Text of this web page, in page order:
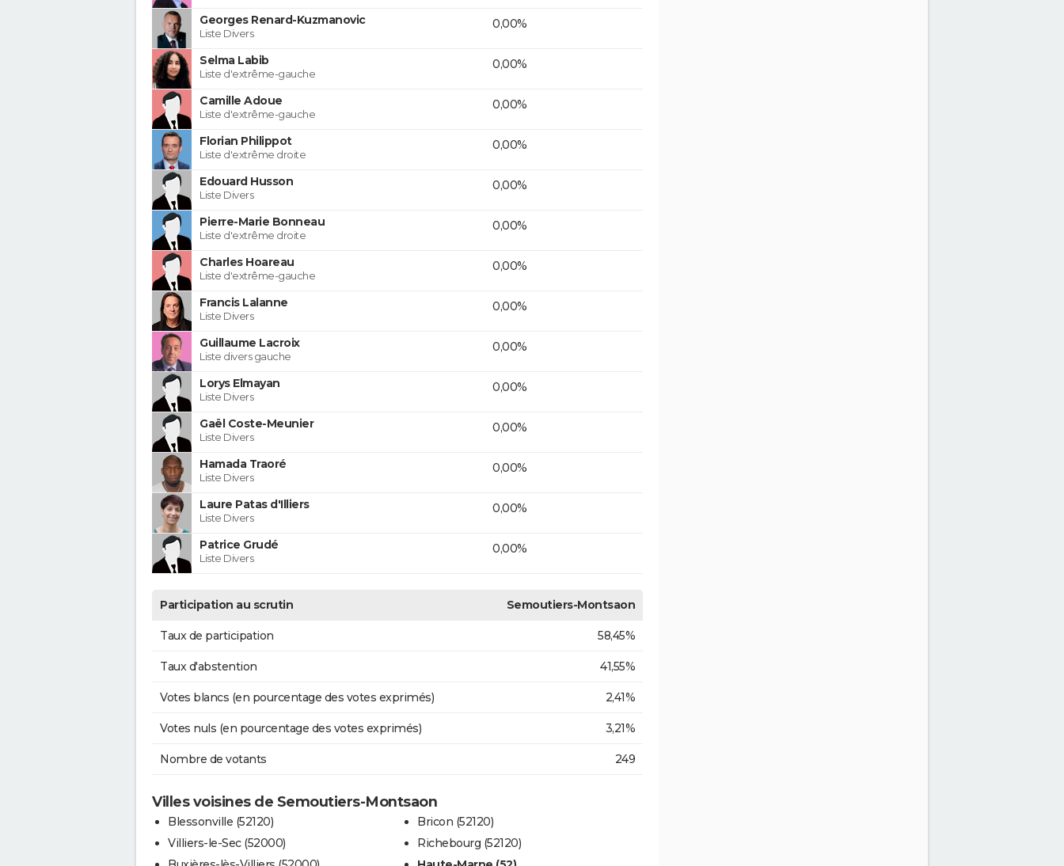
Georges Renard-Kuzmanovic
Liste Divers
0,00%
Selma Labib
Liste d'extrême-gauche
0,00%
Camille Adoue
Liste d'extrême-gauche
0,00%
Florian Philippot
Liste d'extrême droite
0,00%
Edouard Husson
Liste Divers
0,00%
Pierre-Marie Bonneau
Liste d'extrême droite
0,00%
Charles Hoareau
Liste d'extrême-gauche
0,00%
Francis Lalanne
Liste Divers
0,00%
Guillaume Lacroix
Liste divers gauche
0,00%
Lorys Elmayan
Liste Divers
0,00%
Gaël Coste-Meunier
Liste Divers
0,00%
Hamada Traoré
Liste Divers
0,00%
Laure Patas d'Illiers
Liste Divers
0,00%
Patrice Grudé
Liste Divers
0,00%
Participation au scrutin Semoutiers-Montsaon
Taux de participation 58,45%
Taux d'abstention 41,55%
Votes blancs (en pourcentage des votes exprimés) 2,41%
Votes nuls (en pourcentage des votes exprimés) 3,21%
Nombre de votants 249
Villes voisines de Semoutiers-Montsaon
Blessonville (52120)
Villiers-le-Sec (52000)
Bricon (52120)
Richebourg (52120)